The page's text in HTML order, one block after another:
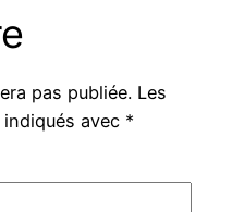
pas publiée. Les
avec *